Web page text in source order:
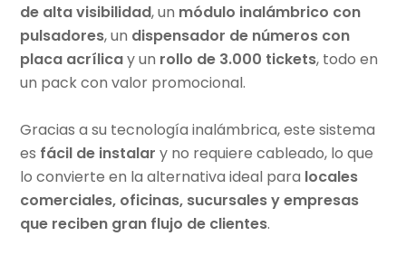
de alta visibilidad, un módulo inalámbrico con
pulsadores, un dispensador de números con
placa acrílicay un rollo de 3.000 tickets, todo en
un pack con valor promocional.
Gracias a su tecnología inalámbrica, este sistema
es fácil de instalar y no requiere cableado, lo que
lo convierte en la alternativa ideal para locales
comerciales, oficinas, sucursales y empresas
que reciben gran flujo de clientes.